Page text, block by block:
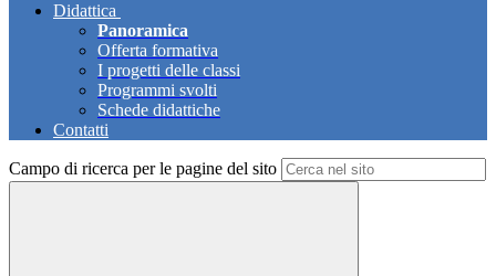
Didattica
Panoramica
Offerta formativa
I progetti delle classi
Programmi svolti
Schede didattiche
Contatti
Campo di ricerca per le pagine del sito